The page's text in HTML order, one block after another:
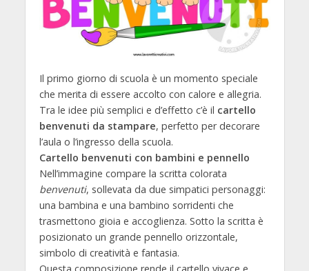
Il primo giorno di scuola è un momento speciale
che merita di essere accolto con calore e allegria.
Tra le idee più semplici e d’effetto c’è il cartello
benvenuti da stampare, perfetto per decorare
l’aula o l’ingresso della scuola.
Cartello benvenuti con bambini e pennello
Nell’immagine compare la scritta colorata
benvenuti, sollevata da due simpatici personaggi:
una bambina e una bambino sorridenti che
trasmettono gioia e accoglienza. Sotto la scritta è
posizionato un grande pennello orizzontale,
simbolo di creatività e fantasia.